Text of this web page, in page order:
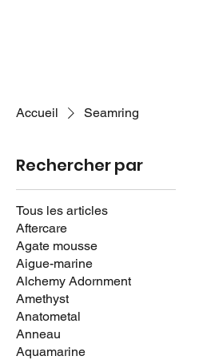
Accueil Seamring
Rechercher par
Tous les articles
Aftercare
Agate mousse
Aigue-marine
Alchemy Adornment
Amethyst
Anatometal
Anneau
Aquamarine